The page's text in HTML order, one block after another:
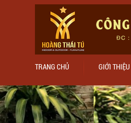
TRANG CHỦ GIỚI THIỆU